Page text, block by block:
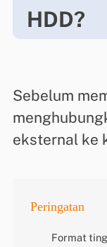
HDD?
Sebelum
eksternal ke
Peringatan
Format